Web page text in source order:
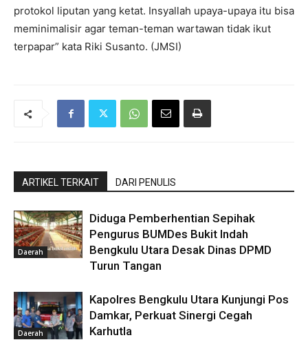
protokol liputan yang ketat. Insyallah upaya-upaya itu bisa
meminimalisir agar teman-teman wartawan tidak ikut
terpapar” kata Riki Susanto. (JMSI)
ARTIKEL TERKAIT DARI PENULIS
Daerah
Diduga Pemberhentian Sepihak
Pengurus BUMDes Bukit Indah
Bengkulu Utara Desak Dinas DPMD
Turun Tangan
Daerah
Kapolres Bengkulu Utara Kunjungi Pos
Damkar, Perkuat Sinergi Cegah
Karhutla